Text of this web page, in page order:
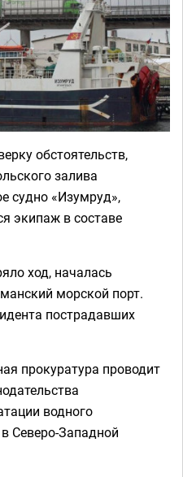
обстоятельств,
залива
судно «Изумруд»,
экипаж в составе
ход, началась
морской порт.
пострадавших
прокуратура проводит
водного
Северо-Западной